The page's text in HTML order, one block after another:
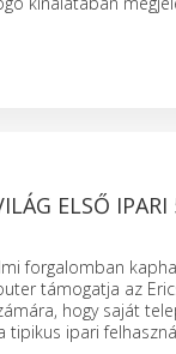
ELSŐ IPARI
forgalomban
támogatja az
hogy saját
tipikus ipari